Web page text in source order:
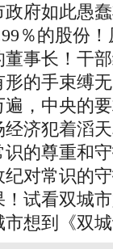
府如此愚
％的股份
事长！干
的手束缚
，中央的
济犯着滔
的尊重和
对常识的
试看双城
想到《双